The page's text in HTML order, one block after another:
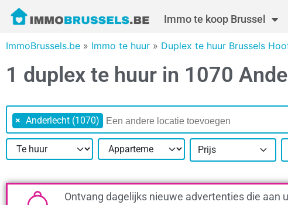
Immo te koop Brussel
ImmoBrussels.be » Immo te huur » Duplex te huur Brussels
1 duplex te huur in 1070
× Anderlecht (1070)
Prijs
Ontvang dagelijks nieuwe advertenties die aan